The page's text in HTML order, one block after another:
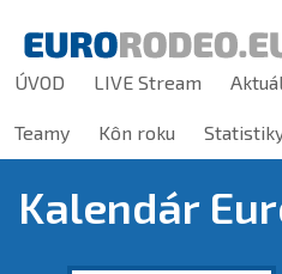
ÚVOD LIVE Stream
Teamy Kôn roku
Kalendár